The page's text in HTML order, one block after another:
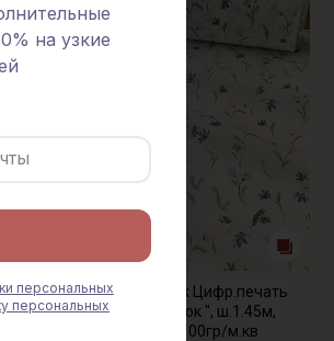
Импорт. хлопок Цифр.печать
"Полевой цветок ", ш.1.45м,
хлопок-100%, 100гр/м.кв
на узкие
персональных
персональных